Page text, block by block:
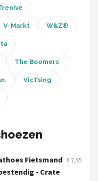
V-Markt W&Z®
The Boomers
VicTsing
Fietsmand
- Crate
€ 7,95